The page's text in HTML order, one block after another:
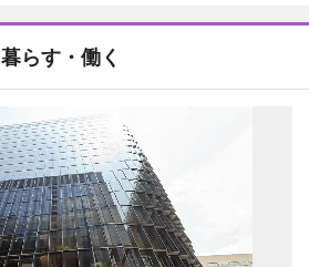
暮らす・働く